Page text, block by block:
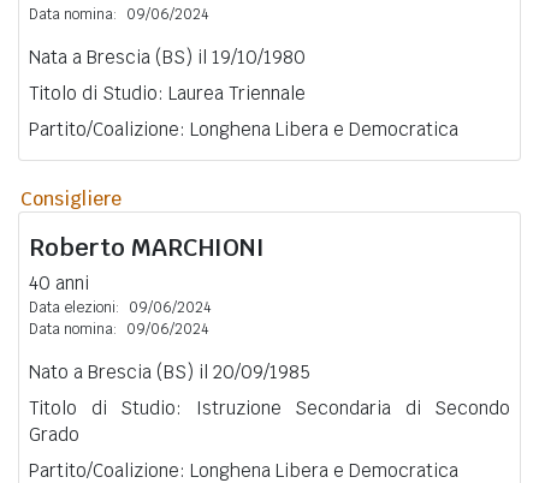
Data nomina:
09/06/2024
Nata a Brescia (BS) il 19/10/1980
Titolo di Studio: Laurea Triennale
Partito/Coalizione: Longhena Libera e Democratica
Consigliere
Roberto MARCHIONI
40 anni
Data elezioni:
09/06/2024
Data nomina:
09/06/2024
Nato a Brescia (BS) il 20/09/1985
Titolo di Studio: Istruzione Secondaria di Secondo
Grado
Partito/Coalizione: Longhena Libera e Democratica